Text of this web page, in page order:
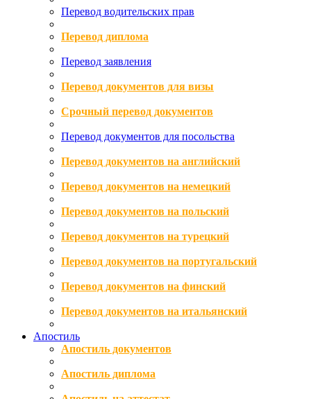
Перевод водительских прав
Перевод диплома
Перевод заявления
Перевод документов для визы
Срочный перевод документов
Перевод документов для посольства
Перевод документов на английский
Перевод документов на немецкий
Перевод документов на польский
Перевод документов на турецкий
Перевод документов на португальский
Перевод документов на финский
Перевод документов на итальянский
Апостиль
Апостиль документов
Апостиль диплома